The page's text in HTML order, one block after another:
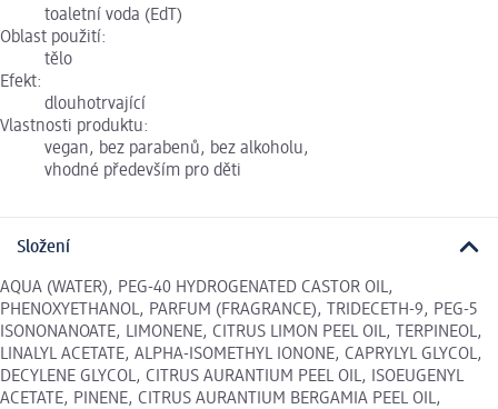
toaletní voda (EdT)
Oblast použití:
tělo
Efekt:
dlouhotrvající
Vlastnosti produktu:
vegan, bez parabenů, bez alkoholu,
vhodné především pro děti
Složení
AQUA (WATER), PEG-40 HYDROGENATED CASTOR OIL,
PHENOXYETHANOL, PARFUM (FRAGRANCE), TRIDECETH-9, PEG-5
ISONONANOATE, LIMONENE, CITRUS LIMON PEEL OIL, TERPINEOL,
LINALYL ACETATE, ALPHA-ISOMETHYL IONONE, CAPRYLYL GLYCOL,
DECYLENE GLYCOL, CITRUS AURANTIUM PEEL OIL, ISOEUGENYL
ACETATE, PINENE, CITRUS AURANTIUM BERGAMIA PEEL OIL,